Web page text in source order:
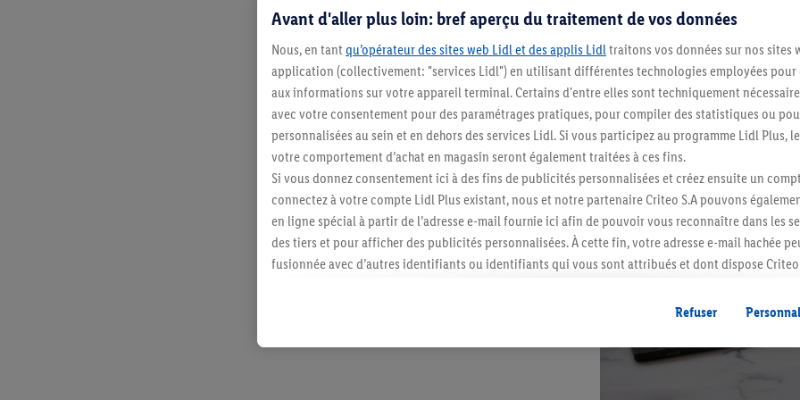
Avant d'aller plus loin: bref aperçu du traitement de vos données
Nous, en tant qu’opérateur des sites web Lidl et des applis Lidltraitons vos données sur nos sites
application (collectivement: "services Lidl") en utilisant différentes technologies employées pour
aux informations sur votre appareil terminal. Certains d'entre elles sont techniquement
avec votre consentement pour des paramétrages pratiques, pour compiler des statistiques ou
personnalisées au sein et en dehors des services Lidl. Si vous participez au programme Lidl Plus,
votre comportement d’achat en magasin seront également traitées à ces fins.
Si vous donnez consentement ici à des fins de publicités personnalisées et créez ensuite un
connectez à votre compte Lidl Plus existant, nous et notre partenaire Criteo S.A pouvons
en ligne spécial à partir de l’adresse e-mail fournie ici afin de pouvoir vous reconnaître dans les
des tiers et pour afficher des publicités personnalisées. À cette fin, votre adresse e-mail hachée
fusionnée avec d’autres identifiants ou identifiants qui vous sont attribués et dont dispose Criteo
vous avez montré de l’intérêt (par exemple en plaçant le produit dans un panier d’un webshop
l’achat) peuvent également être affichées sur plusieurs apppareils et plusieurs services de Lidl si
plusieurs services de Lidl peuvent vous être attribués en utilisant votre adresse e-mail hachée et,
Sous « Personnaliser », vous pouvez autoriser des finalités individuelles et trouver de plus amples
Refuser